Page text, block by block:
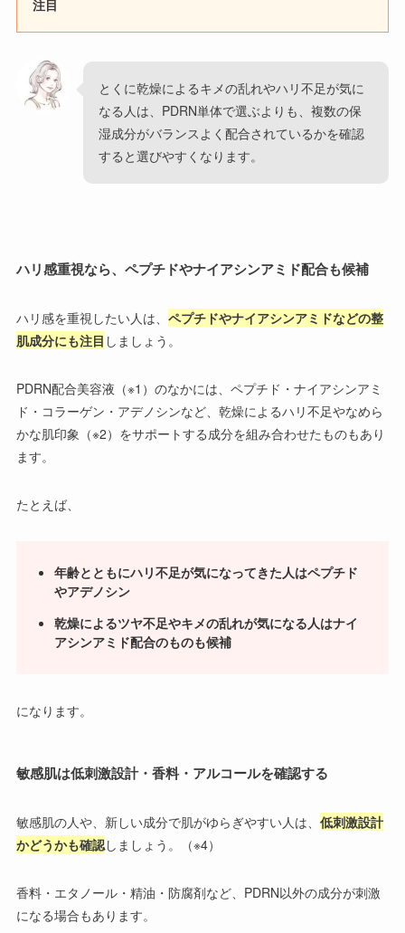
注目
とくに乾燥によるキメの乱れやハリ不足が気に
なる人は、PDRN単体で選ぶよりも、複数の保
湿成分がバランスよく配合されているかを確認
すると選びやすくなります。
ハリ感重視なら、ペプチドやナイアシンアミド配合も候補
ハリ感を重視したい人は、 ペプチドやナイアシンアミドなどの整
肌成分にも注目 しましょう。
PDRN配合美容液（※1）のなかには、ペプチド・ナイアシンアミ
ド・コラーゲン・アデノシンなど、乾燥によるハリ不足やなめら
かな肌印象（※2）をサポートする成分を組み合わせたものもあり
ます。
たとえば、
年齢とともにハリ不足が気になってきた人はペプチド
やアデノシン
乾燥によるツヤ不足やキメの乱れが気になる人はナイ
アシンアミド配合のものも候補
になります。
敏感肌は低刺激設計・香料・アルコールを確認する
敏感肌の人や、新しい成分で肌がゆらぎやすい人は、 低刺激設計
かどうかも確認しましょう。（※4）
香料・エタノール・精油・防腐剤など、PDRN以外の成分が刺激
になる場合もあります。